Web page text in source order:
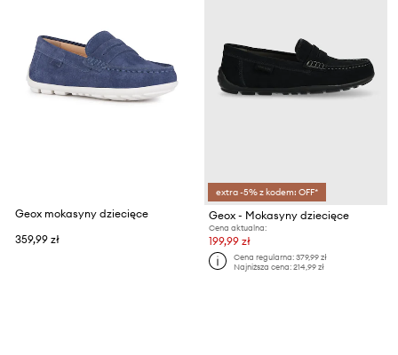
Geox mokasyny dziecięce
359,99 zł
extra -5% z kodem: OFF*
Geox - Mokasyny dziecięce
Cena aktualna:
199,99 zł
Cena regularna:379,99 zł
Najniższa cena:214,99 zł